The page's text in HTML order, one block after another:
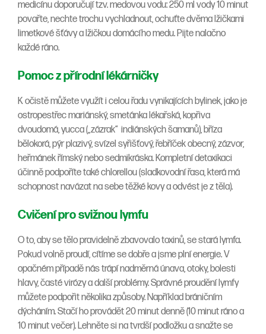
medicínu doporučují tzv. medovou vodu: 250 ml vody 10 minut
povařte, nechte trochu vychladnout, ochuťte dvěma lžičkami
limetkové šťávy a lžičkou domácího medu. Pijte nalačno
každé ráno.
Pomoc z přírodní lékárničky
K očistě můžete využít i celou řadu vynikajících bylinek, jako je
ostropestřec mariánský, smetánka lékařská, kopřiva
dvoudomá, yucca („zázrak“ indiánských šamanů), bříza
bělokorá, pýr plazivý, svízel syřišťový, řebříček obecný, zázvor,
heřmánek římský nebo sedmikráska. Kompletní detoxikaci
účinně podpoříte také chlorellou (sladkovodní řasa, která má
schopnost navázat na sebe těžké kovy a odvést je z těla).
Cvičení pro svižnou lymfu
O to, aby se tělo pravidelně zbavovalo toxinů, se stará lymfa.
Pokud volně proudí, cítíme se dobře a jsme plní energie. V
opačném případě nás trápí nadměrná únava, otoky, bolesti
hlavy, časté virózy a další problémy. Správné proudění lymfy
můžete podpořit několika způsoby. Například bráničním
dýcháním. Stačí ho provádět 20 minut denně (10 minut ráno a
10 minut večer). Lehněte si na tvrdší podložku a snažte se